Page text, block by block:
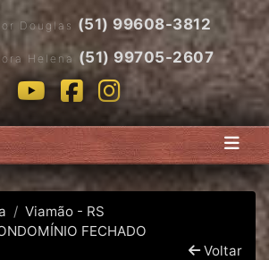
Douglas (51) 99608-3812
Helena (51) 99705-2607
Viamão - RS
FECHADO
Voltar